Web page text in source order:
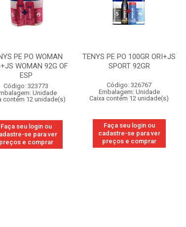
PE PO WOMAN
WOMAN 92G OF
ESP
Código: 323773
Unidade
contém 12 unidade(s)
Faça seu login ou
se para ver
preços e comprar
TENYS PE PO 100GR ORI+JS
SPORT 92GR
Código: 326767
Embalagem: Unidade
Caixa contém 12 unidade(s)
Faça seu login ou
cadastre-se para ver
preços e comprar